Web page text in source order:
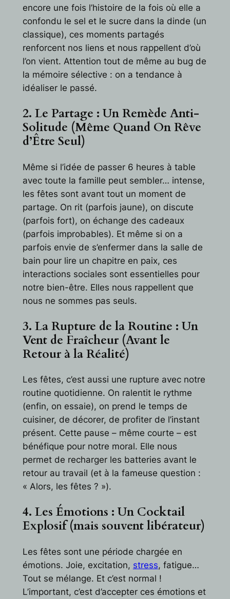
encore une fois l’histoire de la fois où elle a
confondu le sel et le sucre dans la dinde (un
classique), ces moments partagés
renforcent nos liens et nous rappellent d’où
l’on vient. Attention tout de même au bug de
la mémoire sélective : on a tendance à
idéaliser le passé.
2. Le Partage : Un Remède Anti-
Solitude (Même Quand On Rêve
d’Être Seul)
Même si l’idée de passer 6 heures à table
avec toute la famille peut sembler… intense,
les fêtes sont avant tout un moment de
partage. On rit (parfois jaune), on discute
(parfois fort), on échange des cadeaux
(parfois improbables). Et même si on a
parfois envie de s’enfermer dans la salle de
bain pour lire un chapitre en paix, ces
interactions sociales sont essentielles pour
notre bien-être. Elles nous rappellent que
nous ne sommes pas seuls.
3. La Rupture de la Routine : Un
Vent de Fraîcheur (Avant le
Retour à la Réalité)
Les fêtes, c’est aussi une rupture avec notre
routine quotidienne. On ralentit le rythme
(enfin, on essaie), on prend le temps de
cuisiner, de décorer, de profiter de l’instant
présent. Cette pause – même courte – est
bénéfique pour notre moral. Elle nous
permet de recharger les batteries avant le
retour au travail (et à la fameuse question :
« Alors, les fêtes ? »).
4. Les Émotions : Un Cocktail
Explosif (mais souvent libérateur)
Les fêtes sont une période chargée en
émotions. Joie, excitation, stress, fatigue…
Tout se mélange. Et c’est normal !
L’important, c’est d’accepter ces émotions et